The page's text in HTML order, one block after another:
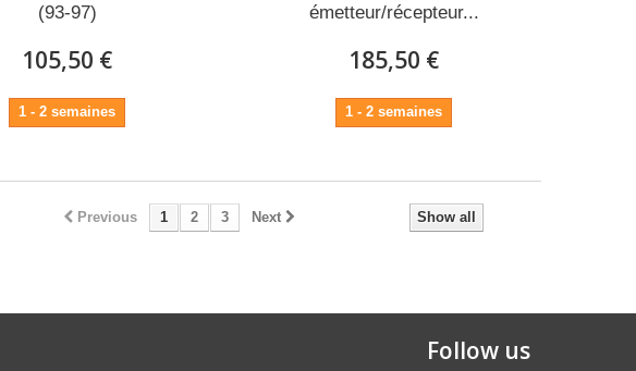
(93-97)
105,50 €
1 - 2 semaines
émetteur/récepteur...
185,50 €
1 - 2 semaines
Show all
Previous 1 2 3 Next
Follow us